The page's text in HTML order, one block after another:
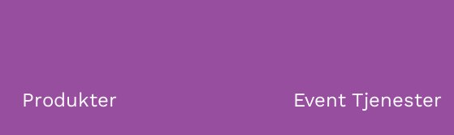
Produkter Event Tjenester